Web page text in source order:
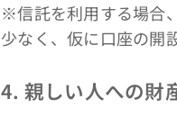
※信託を利用する場合
少なく、仮に口座の開
4. 親しい人への財